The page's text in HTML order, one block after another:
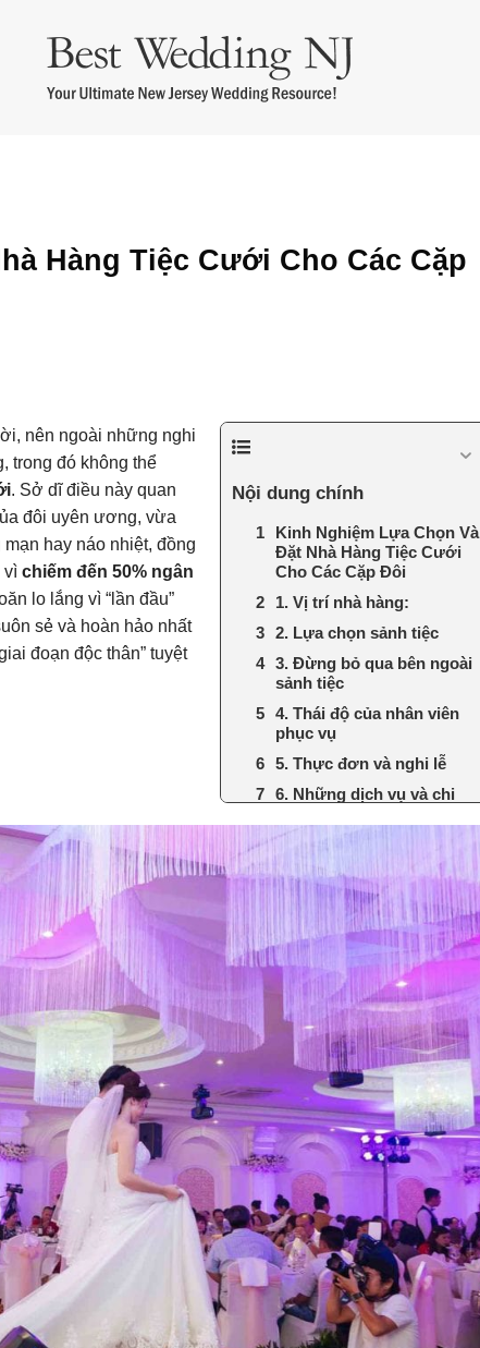
Hàng Tiệc Cưới Cho Các Cặp
Nội dung chính
Kinh Nghiệm Lựa Chọn Và
Đặt Nhà Hàng Tiệc Cưới
Cho Các Cặp Đôi
1. Vị trí nhà hàng:
2. Lựa chọn sảnh tiệc
3. Đừng bỏ qua bên ngoài
sảnh tiệc
4. Thái độ của nhân viên
phục vụ
5. Thực đơn và nghi lễ
6. Những dịch vụ và chi
Quyết định lựa chọn
nên ngoài những nghi
trong đó không thể
. Sở dĩ điều này quan
đôi uyên ương, vừa
hay náo nhiệt, đồng
vì chiếm đến 50% ngân
lo lắng vì “lần đầu”
sẻ và hoàn hảo nhất
đoạn độc thân” tuyệt